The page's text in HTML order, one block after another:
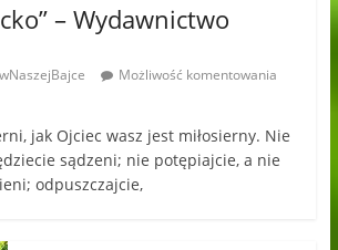
– Wydawnictwo
wNaszejBajce
Możliwość komentowania
jak Ojciec wasz jest miłosierny. Nie
sądzeni; nie potępiajcie, a nie
odpuszczajcie,